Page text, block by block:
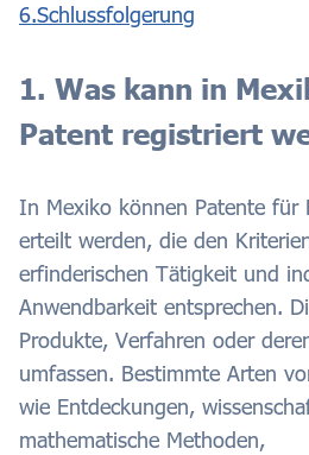
6.Schlussfolgerung
1. Was kann in
Patent registriert
In Mexiko können Patente für
erteilt werden, die den
erfinderischen Tätigkeit und
Anwendbarkeit entsprechen.
Produkte, Verfahren oder
umfassen. Bestimmte Arten
wie Entdeckungen,
mathematische Methoden,